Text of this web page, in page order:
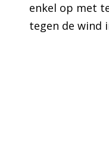
enkel op met
tegen de wind